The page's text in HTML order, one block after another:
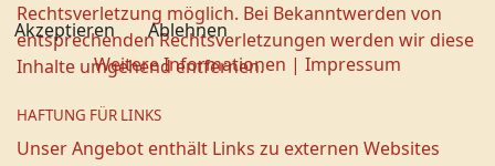
Rechtsverletzung möglich. Bei Bekanntwerden von
entsprechenden Rechtsverletzungen werden wir diese
Inhalte umgehend entfernen.
HAFTUNG FÜR LINKS
Unser Angebot enthält Links zu externen Websites
Akzeptieren
Ablehnen
Weitere Informationen | Impressum